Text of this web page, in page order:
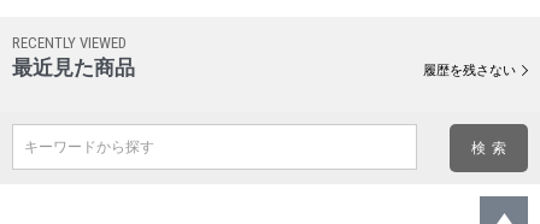
RECENTLY VIEWED
最近見た商品 履歴を残さない
キーワードから探す